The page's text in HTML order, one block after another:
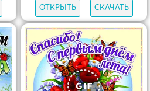
ОТКРЫТЬ СКАЧАТЬ